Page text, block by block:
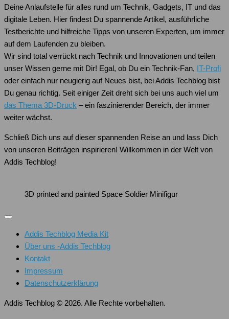
Deine Anlaufstelle für alles rund um Technik, Gadgets, IT und das
digitale Leben. Hier findest Du spannende Artikel, ausführliche
Testberichte und hilfreiche Tipps von unseren Experten, um immer
auf dem Laufenden zu bleiben.
Wir sind total verrückt nach Technik und Innovationen und teilen
unser Wissen gerne mit Dir! Egal, ob Du ein Technik-Fan, IT-Profi
oder einfach nur neugierig auf Neues bist, bei Addis Techblog bist
Du genau richtig. Seit einiger Zeit dreht sich bei uns auch viel um
das Thema 3D-Druck – ein faszinierender Bereich, der immer
weiter wächst.
Schließ Dich uns auf dieser spannenden Reise an und lass Dich
von unseren Beiträgen inspirieren! Willkommen in der Welt von
Addis Techblog!
3D printed and painted Space Soldier Minifigur
Addis Techblog Media Kit
Über uns -Addis Techblog
Kontakt
Impressum
Datenschutzerklärung
Addis Techblog © 2026. Alle Rechte vorbehalten.